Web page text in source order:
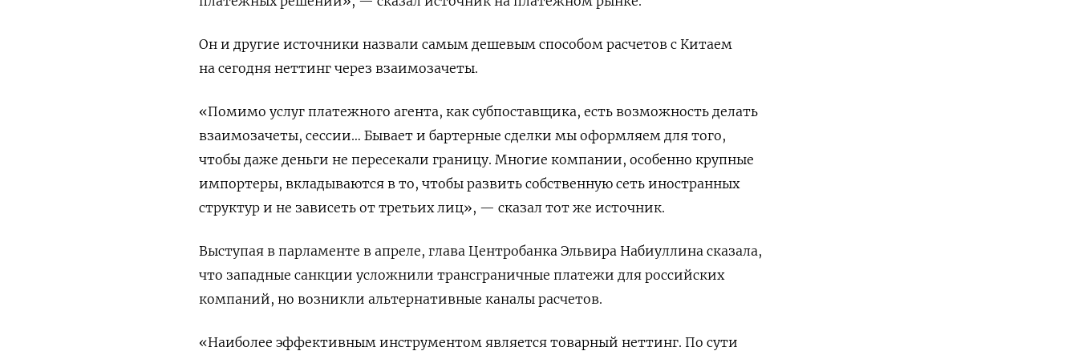
Он и другие источники назвали самым дешевым способом расчетов с Китаем
на сегодня неттинг через взаимозачеты.
«Помимо услуг платежного агента, как субпоставщика, есть возможность делать
взаимозачеты, сессии… Бывает и бартерные сделки мы оформляем для того,
чтобы даже деньги не пересекали границу. Многие компании, особенно крупные
импортеры, вкладываются в то, чтобы развить собственную сеть иностранных
структур и не зависеть от третьих лиц», — сказал тот же источник.
Выступая в парламенте в апреле, глава Центробанка Эльвира Набиуллина сказала,
что западные санкции усложнили трансграничные платежи для российских
компаний, но возникли альтернативные каналы расчетов.
«Наиболее эффективным инструментом является товарный неттинг. По сути